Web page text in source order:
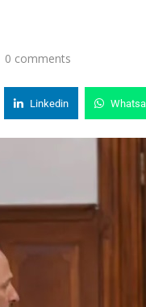
0 comments
Linkedin